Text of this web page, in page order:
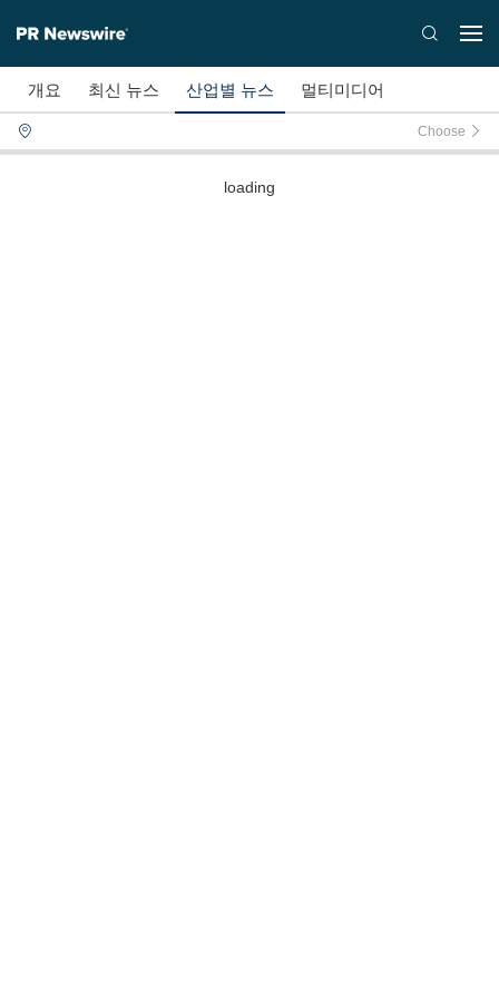
개요 최신 뉴스 산업별 뉴스 멀티미디어
Choose
loading